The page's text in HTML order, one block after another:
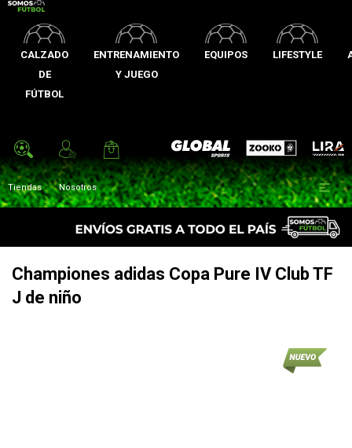
CALZADO
DE
FÚTBOL
ENTRENAMIENTO
Y JUEGO
EQUIPOS LIFESTYLE
Global Sports Zooko Lira
Tiendas Nosotros 
Championes adidas Copa Pure IV Club TF
J de niño